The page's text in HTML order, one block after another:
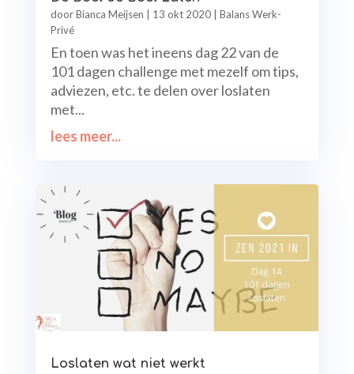
doorBianca Meijsen 13 okt 2020| Balans Werk-
Privé
En toen was het ineens dag 22 van de
101 dagen challenge met mezelf om tips,
adviezen, etc. te delen over loslaten
met...
lees meer...
Loslaten wat niet werkt